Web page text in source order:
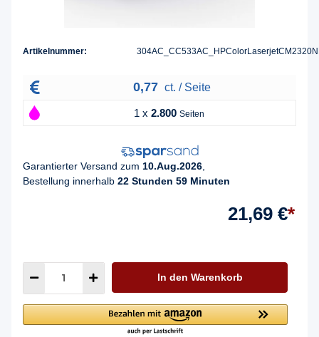
Artikelnummer:
0,77 ct. / Seite
1 x 2.800 Seiten
Garantierter Versand zum 10.Aug.2026
Bestellung innerhalb 22 Stunden 59 Minuten
21,69 €*
In den Warenkorb